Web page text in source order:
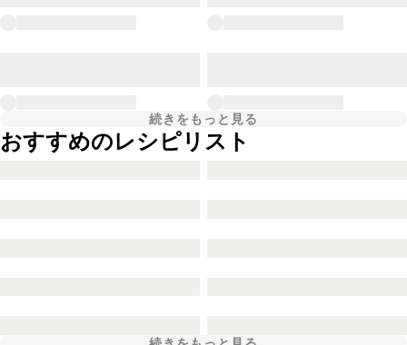
続きをもっと見る
おすすめのレシピリスト